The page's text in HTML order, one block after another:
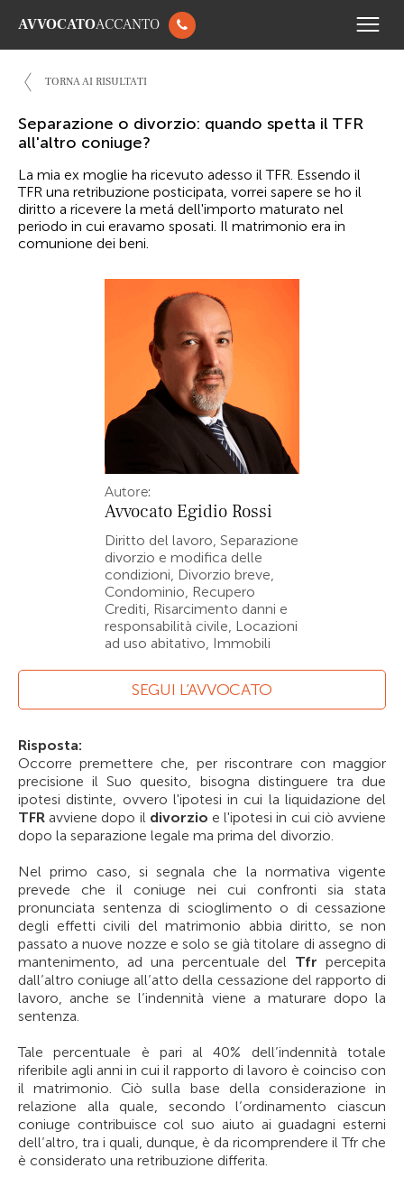
AVVOCATOACCANTO
TORNA AI RISULTATI
Separazione o divorzio: quando spetta il TFR
all'altro coniuge?
La mia ex moglie ha ricevuto adesso il TFR. Essendo il
TFR una retribuzione posticipata, vorrei sapere se ho il
diritto a ricevere la metá dell'importo maturato nel
periodo in cui eravamo sposati. Il matrimonio era in
comunione dei beni.
Autore:
Avvocato Egidio Rossi
Diritto del lavoro, Separazione
divorzio e modifica delle
condizioni, Divorzio breve,
Condominio, Recupero
Crediti, Risarcimento danni e
responsabilità civile, Locazioni
ad uso abitativo, Immobili
SEGUI L’AVVOCATO
Risposta:
Occorre premettere che, per riscontrare con maggior
precisione il Suo quesito, bisogna distinguere tra due
ipotesi distinte, ovvero l'ipotesi in cui la liquidazione del
TFR avviene dopo il divorzio e l'ipotesi in cui ciò avviene
dopo la separazione legale ma prima del divorzio.
Nel primo caso, si segnala che la normativa vigente
prevede che il coniuge nei cui confronti sia stata
pronunciata sentenza di scioglimento o di cessazione
degli effetti civili del matrimonio abbia diritto, se non
passato a nuove nozze e solo se già titolare di assegno di
mantenimento, ad una percentuale del Tfr percepita
dall’altro coniuge all’atto della cessazione del rapporto di
lavoro, anche se l’indennità viene a maturare dopo la
sentenza.
Tale percentuale è pari al 40% dell’indennità totale
riferibile agli anni in cui il rapporto di lavoro è coinciso con
il matrimonio. Ciò sulla base della considerazione in
relazione alla quale, secondo l’ordinamento ciascun
coniuge contribuisce col suo aiuto ai guadagni esterni
dell’altro, tra i quali, dunque, è da ricomprendere il Tfr che
è considerato una retribuzione differita.